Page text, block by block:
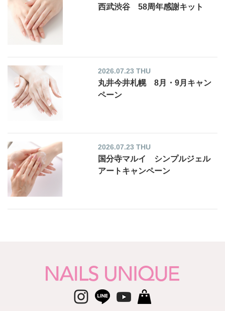
西武渋谷 58周年感謝キット
2026.07.23 THU
丸井今井札幌 8月・9月キャン
ペーン
2026.07.23 THU
国分寺マルイ シンプルジェル
アートキャンペーン